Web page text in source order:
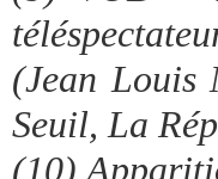
(Jean Louis
Seuil, La
(10)